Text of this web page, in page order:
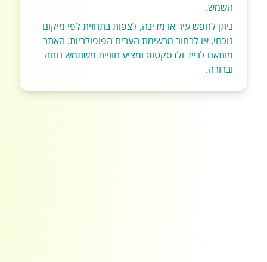
השמש.
ניתן לחפש עיר או מדינה, לצפות בתחזית לפי מיקום
נוכחי, או לבחור מרשימת הערים הפופולריות. האתר
מותאם לנייד ולדסקטופ ומציע חוויית משתמש נוחה
וברורה.